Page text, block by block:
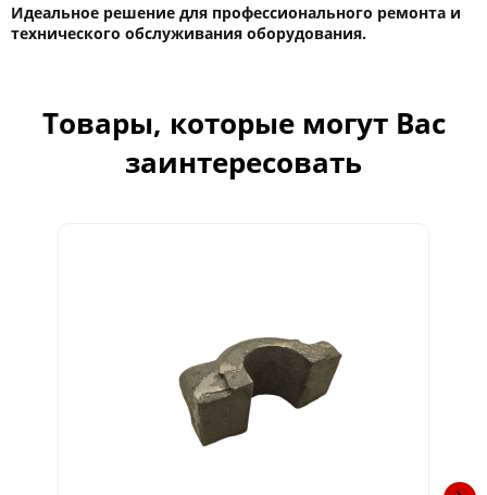
Идеальное решение для профессионального ремонта и
технического обслуживания оборудования.
Товары, которые могут Вас
заинтересовать